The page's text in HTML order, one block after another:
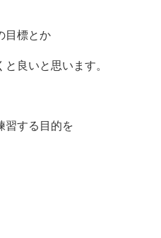
目標とか
良いと思います。
習する目的を